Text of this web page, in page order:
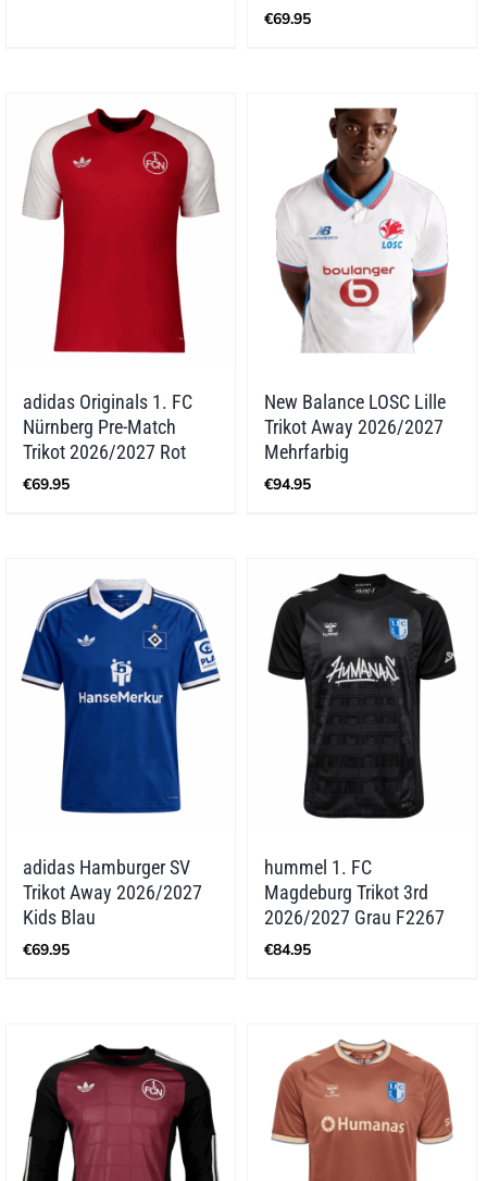
€69.95
adidas Originals 1. FC
Nürnberg Pre-Match
Trikot 2026/2027 Rot
€69.95
New Balance LOSC Lille
Trikot Away 2026/2027
Mehrfarbig
€94.95
adidas Hamburger SV
Trikot Away 2026/2027
Kids Blau
€69.95
hummel 1. FC
Magdeburg Trikot 3rd
2026/2027 Grau F2267
€84.95